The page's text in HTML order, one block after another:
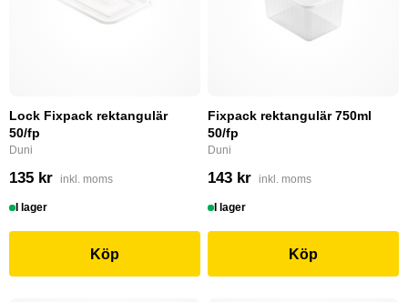
Lock Fixpack rektangulär
50/fp
Duni
135 kr inkl. moms
I lager
Köp
Fixpack rektangulär 750ml
50/fp
Duni
143 kr inkl. moms
I lager
Köp